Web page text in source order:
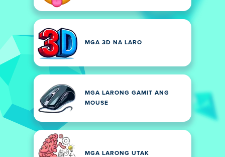
MGA 3D NA LARO
MGA LARONG GAMIT ANG
MOUSE
MGA LARONG UTAK